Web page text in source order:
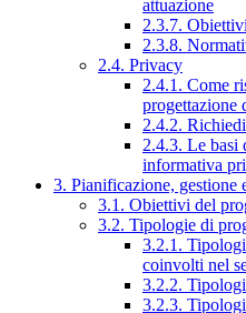
attuazione
2.3.7.
2.3.8.
2.4. Privacy
2.4.1. Come
progettazione
2.4.2.
2.4.3. Le basi
informativa
3. Pianificazione, gestione
3.1. Obiettivi del
3.2. Tipologie di
3.2.1.
coinvolti nel
3.2.2.
3.2.3.